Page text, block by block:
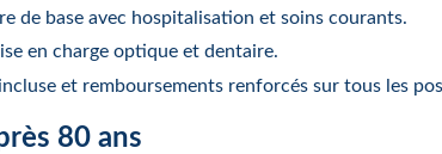
de base avec hospitalisation et soins courants.
en charge optique et dentaire.
et remboursements renforcés sur tous les
80 ans